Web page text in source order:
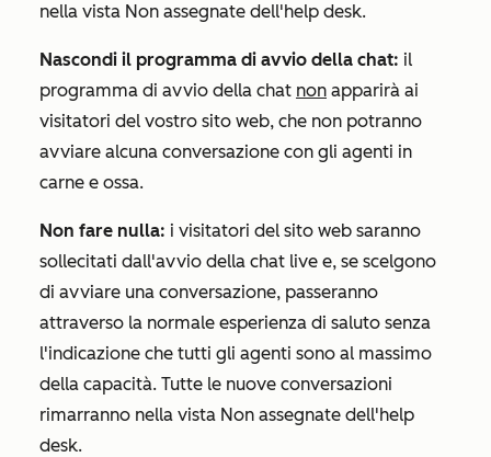
nella vista Non assegnate dell'help desk.
Nascondi il programma di avvio della chat: il
programma di avvio della chat non apparirà ai
visitatori del vostro sito web, che non potranno
avviare alcuna conversazione con gli agenti in
carne e ossa.
Non fare nulla: i visitatori del sito web saranno
sollecitati dall'avvio della chat live e, se scelgono
di avviare una conversazione, passeranno
attraverso la normale esperienza di saluto senza
l'indicazione che tutti gli agenti sono al massimo
della capacità. Tutte le nuove conversazioni
rimarranno nella vista Non assegnate dell'help
desk.